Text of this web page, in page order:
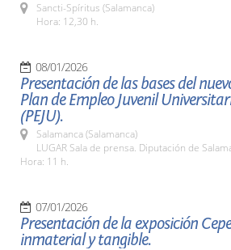
Sancti-Spíritus (Salamanca)
Hora: 12,30 h.
08/01/2026
Presentación de las bases del
Plan de Empleo Juvenil
(PEJU).
Salamanca (Salamanca)
LUGAR Sala de prensa. Diputación de
Hora: 11 h.
07/01/2026
Presentación de la exposición
inmaterial y tangible.